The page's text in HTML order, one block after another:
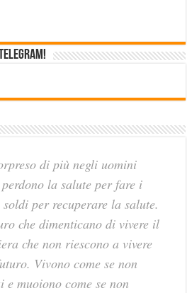
di più negli uomini
la salute per fare i
per recuperare la salute.
che dimenticano di vivere il
che non riescono a vivere
Vivono come se non
e muoiono come se non